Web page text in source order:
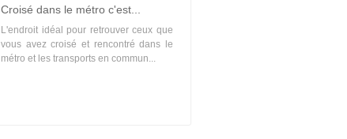
Croisé dans le métro c'est...
L'endroit idéal pour retrouver ceux que
vous avez croisé et rencontré dans le
métro et les transports en commun...